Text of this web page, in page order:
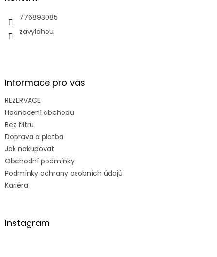
776893085
zavylohou
Informace pro vás
REZERVACE
Hodnocení obchodu
Bez filtru
Doprava a platba
Jak nakupovat
Obchodní podmínky
Podmínky ochrany osobních údajů
Kariéra
Instagram